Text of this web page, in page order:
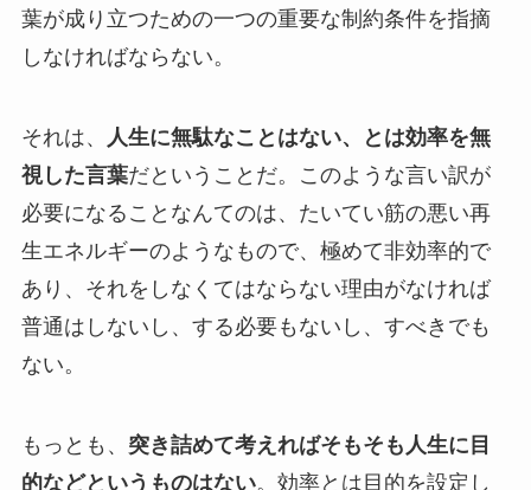
葉が成り立つための一つの重要な制約条件を指摘
しなければならない。
それは、
人生に無駄なことはない、とは効率を無
視した言葉だということだ。このような言い訳が
必要になることなんてのは、たいてい筋の悪い再
生エネルギーのようなもので、極めて非効率的で
あり、それをしなくてはならない理由がなければ
普通はしないし、する必要もないし、すべきでも
ない。
もっとも、 突き詰めて考えればそもそも人生に目
的などというものはない。効率とは目的を設定し